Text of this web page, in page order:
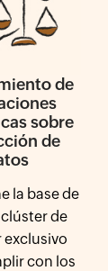
de
sobre
de
la base de
de
exclusivo
con los